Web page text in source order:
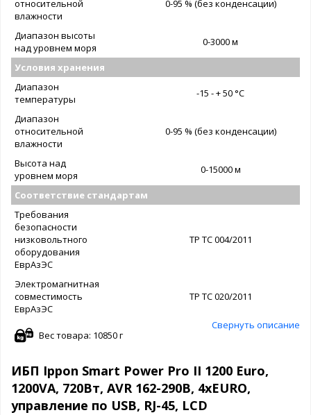
относительной
влажности
0-95 % (без конденсации)
Диапазон высоты
над уровнем моря
0-3000 м
Условия хранения
Диапазон
температуры
-15 - + 50 °C
Диапазон
относительной
влажности
0-95 % (без конденсации)
Высота над
уровнем моря
0-15000 м
Соответствие стандартам
Требования
безопасности
низковольтного
оборудования
ЕврАзЭС
ТР ТС 004/2011
Электромагнитная
совместимость
ЕврАзЭС
ТР ТС 020/2011
Свернуть описание
Вес товара: 10850 г
ИБП Ippon Smart Power Pro II 1200 Euro,
1200VA, 720Вт, AVR 162-290В, 4хEURO,
управление по USB, RJ-45, LCD